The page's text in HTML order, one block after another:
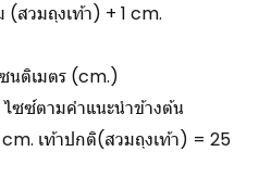
(สวมถุงเท้า) + 1 cm.
ซนติเมตร (cm.)
ซซ์ตามคำแนะนำข้างต้น
เท้าปกติ(สวมถุงเท้า) = 25